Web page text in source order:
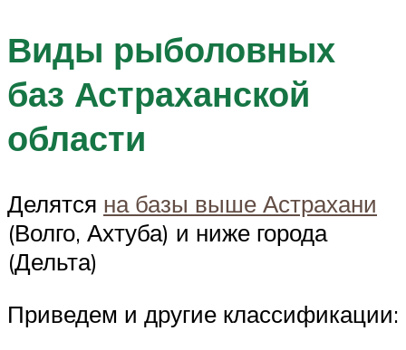
Виды рыболовных
баз Астраханской
области
Делятся на базы выше Астрахани
(Волго, Ахтуба) и ниже города
(Дельта)
Приведем и другие классификации: